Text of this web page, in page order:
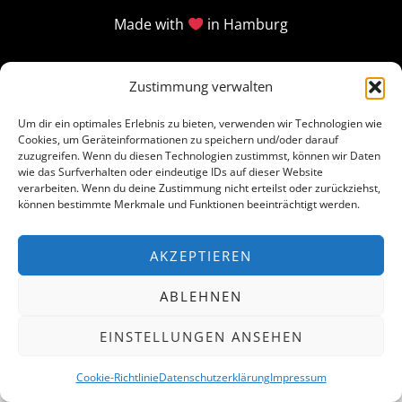
Zustimmung verwalten
Um dir ein optimales Erlebnis zu bieten, verwenden wir Technologien wie
Cookies, um Geräteinformationen zu speichern und/oder darauf
zuzugreifen. Wenn du diesen Technologien zustimmst, können wir Daten
wie das Surfverhalten oder eindeutige IDs auf dieser Website
verarbeiten. Wenn du deine Zustimmung nicht erteilst oder zurückziehst,
können bestimmte Merkmale und Funktionen beeinträchtigt werden.
AKZEPTIEREN
ABLEHNEN
EINSTELLUNGEN ANSEHEN
Cookie-RichtlinieDatenschutzerklärungImpressum
Made with in Hamburg